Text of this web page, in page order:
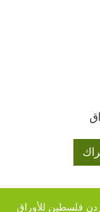
فلسطين للأوراق